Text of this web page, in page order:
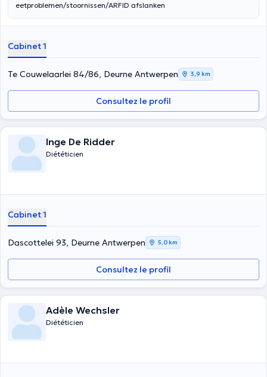
eetproblemen/stoornissen/ARFID afslanken
Cabinet 1
Te Couwelaarlei 84/86, Deurne Antwerpen 3,9 km
Consultez le profil
Inge De Ridder
Diététicien
Cabinet 1
Dascottelei 93, Deurne Antwerpen 5,0 km
Consultez le profil
Adèle Wechsler
Diététicien